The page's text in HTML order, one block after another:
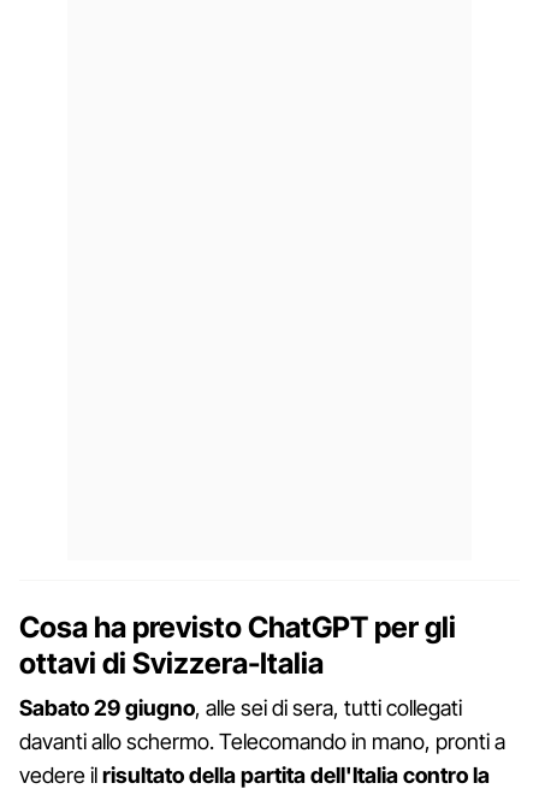
Cosa ha previsto ChatGPT per gli
ottavi di Svizzera-Italia
Sabato 29 giugno, alle sei di sera, tutti collegati
davanti allo schermo. Telecomando in mano, pronti a
vedere ilrisultato della partita dell'Italia contro la